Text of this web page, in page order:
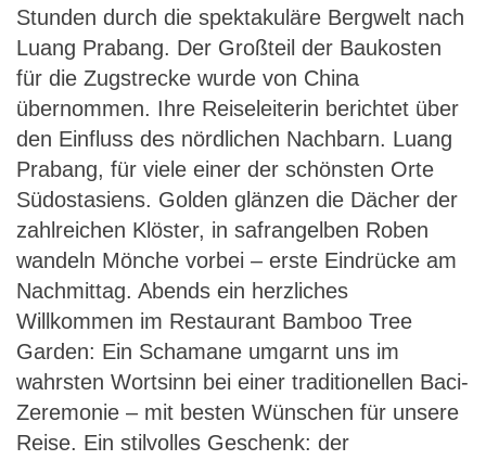
Stunden durch die spektakuläre Bergwelt nach
Luang Prabang. Der Großteil der Baukosten
für die Zugstrecke wurde von China
übernommen. Ihre Reiseleiterin berichtet über
den Einfluss des nördlichen Nachbarn. Luang
Prabang, für viele einer der schönsten Orte
Südostasiens. Golden glänzen die Dächer der
zahlreichen Klöster, in safrangelben Roben
wandeln Mönche vorbei – erste Eindrücke am
Nachmittag. Abends ein herzliches
Willkommen im Restaurant Bamboo Tree
Garden: Ein Schamane umgarnt uns im
wahrsten Wortsinn bei einer traditionellen Baci-
Zeremonie – mit besten Wünschen für unsere
Reise. Ein stilvolles Geschenk: der